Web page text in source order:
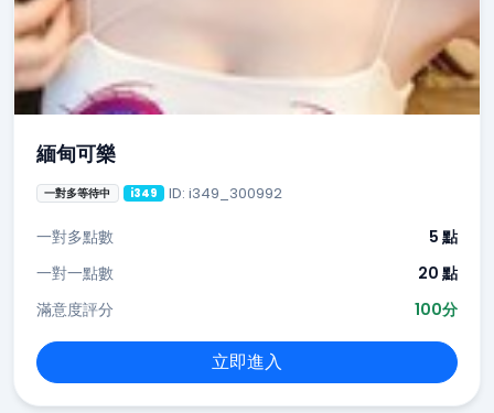
緬甸可樂
一對多等待中 i349 ID: i349_300992
一對多點數
5 點
一對一點數
20 點
滿意度評分
100分
立即進入